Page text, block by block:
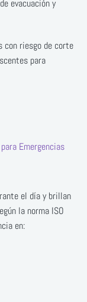
evacuación y
riesgo de corte
para
Emergencias
el día y brillan
la norma ISO
en: